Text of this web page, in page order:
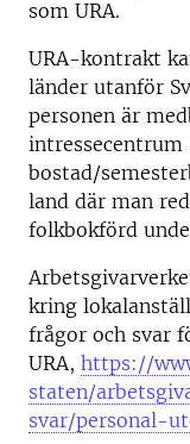
som URA.
URA-kontrakt
länder utanför
personen är
intressecentrum
bostad/
land där man
folkbokförd
kring
frågor och svar
URA, https://
staten/
svar/personal-